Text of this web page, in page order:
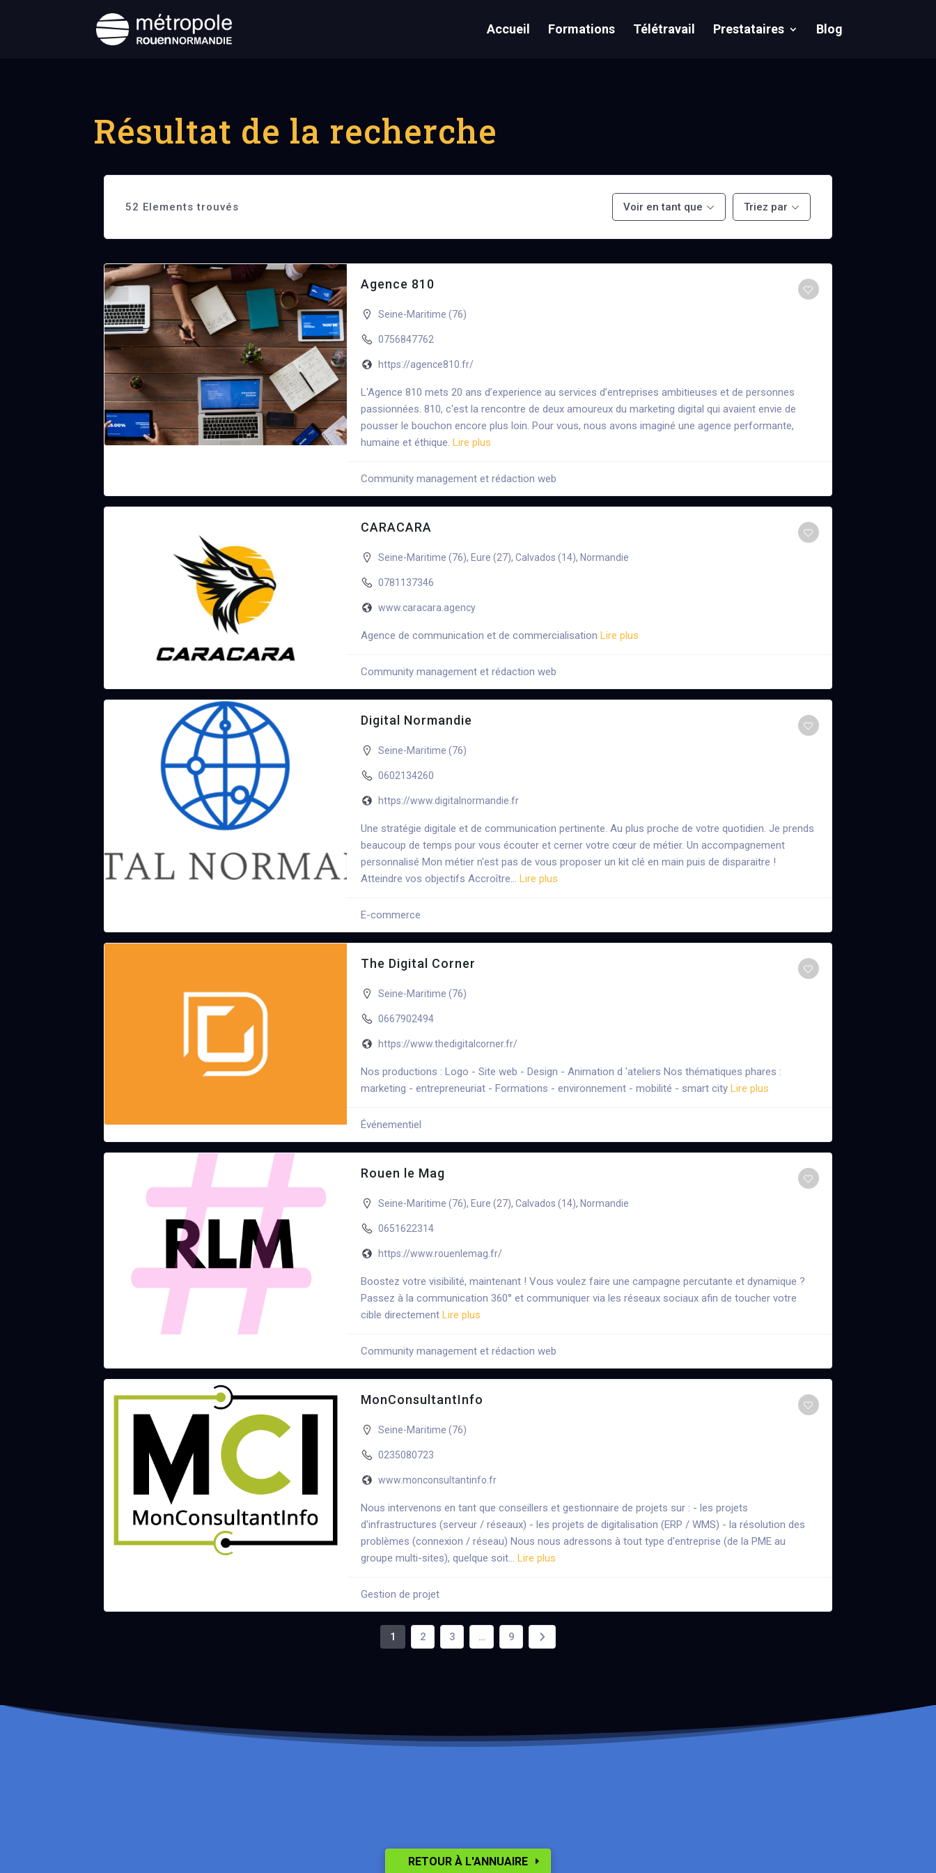
Accueil Formations Télétravail Prestataires Blog
Résultat de la recherche
52 Elements trouvés Voir en tant que Triez par
Agence 810
Seine-Maritime (76)
0756847762
https://agence810.fr/
L'Agence 810 mets 20 ans d’experience au services d’entreprises ambitieuses et de personnes
passionnées. 810, c'est la rencontre de deux amoureux du marketing digital qui avaient envie de
pousser le bouchon encore plus loin. Pour vous, nous avons imaginé une agence performante,
humaine et éthique. Lire plus
Community management et rédaction web
CARACARA
Seine-Maritime (76), Eure (27),Calvados (14), Normandie
0781137346
www.caracara.agency
Agence de communication et de commercialisation Lire plus
Community management et rédaction web
Digital Normandie
Seine-Maritime (76)
0602134260
https://www.digitalnormandie.fr
Une stratégie digitale et de communication pertinente. Au plus proche de votre quotidien. Je prends
beaucoup de temps pour vous écouter et cerner votre cœur de métier. Un accompagnement
personnalisé Mon métier n'est pas de vous proposer un kit clé en main puis de disparaitre !
Atteindre vos objectifs Accroître… Lire plus
E-commerce
The Digital Corner
Seine-Maritime (76)
0667902494
https://www.thedigitalcorner.fr/
Nos productions : Logo - Site web - Design - Animation d 'ateliers Nos thématiques phares :
marketing - entrepreneuriat - Formations - environnement - mobilité - smart city Lire plus
Événementiel
Rouen le Mag
Seine-Maritime (76), Eure (27),Calvados (14), Normandie
0651622314
https://www.rouenlemag.fr/
Boostez votre visibilité, maintenant ! Vous voulez faire une campagne percutante et dynamique ?
Passez à la communication 360° et communiquer via les réseaux sociaux afin de toucher votre
cible directement Lire plus
Community management et rédaction web
MonConsultantInfo
Seine-Maritime (76)
0235080723
www.monconsultantinfo.fr
Nous intervenons en tant que conseillers et gestionnaire de projets sur : - les projets
d'infrastructures (serveur / réseaux) - les projets de digitalisation (ERP / WMS) - la résolution des
problèmes (connexion / réseau) Nous nous adressons à tout type d'entreprise (de la PME au
groupe multi-sites), quelque soit… Lire plus
Gestion de projet
1 2 3 … 9
RETOUR À L'ANNUAIRE